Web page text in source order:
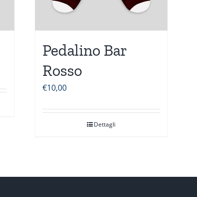
Pedalino Bar
Rosso
€10,00
Dettagli